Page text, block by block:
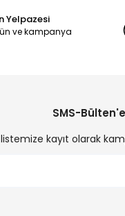
Yelpazesi
ve kampanya
SMS-
listemize kayıt olarak